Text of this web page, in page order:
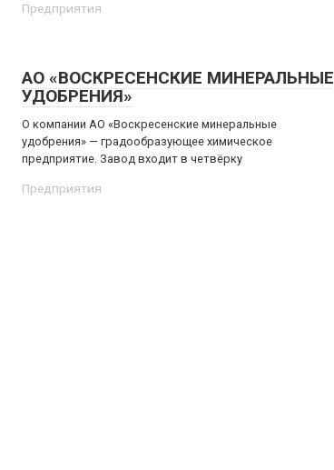
Предприятия
АО «ВОСКРЕСЕНСКИЕ МИНЕРАЛЬНЫЕ
УДОБРЕНИЯ»
О компании АО «Воскресенские минеральные
удобрения» — градообразующее химическое
предприятие. Завод входит в четвёрку
Предприятия